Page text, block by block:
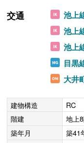
交通
池上
池上
池上
目黒
大井
建物構造
RC
階建
地上
築年月
築41